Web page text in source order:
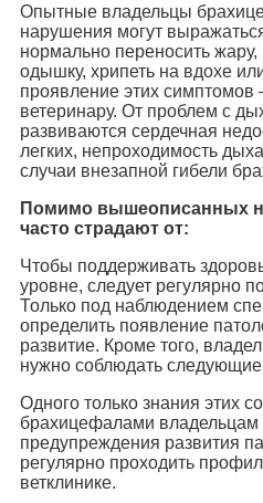
Опытные владельцы
нарушения могут
нормально переносить
одышку, хрипеть на вдохе
проявление этих симптомов
ветеринару. От проблем с
развиваются сердечная
легких, непроходимость
случаи внезапной гибели
Помимо вышеописанных
часто страдают от:
Чтобы поддерживать
уровне, следует регулярно
Только под наблюдением
определить появление
развитие. Кроме того,
нужно соблюдать
Одного только знания этих
брахицефалами владельцам
предупреждения развития
регулярно проходить
ветклинике.